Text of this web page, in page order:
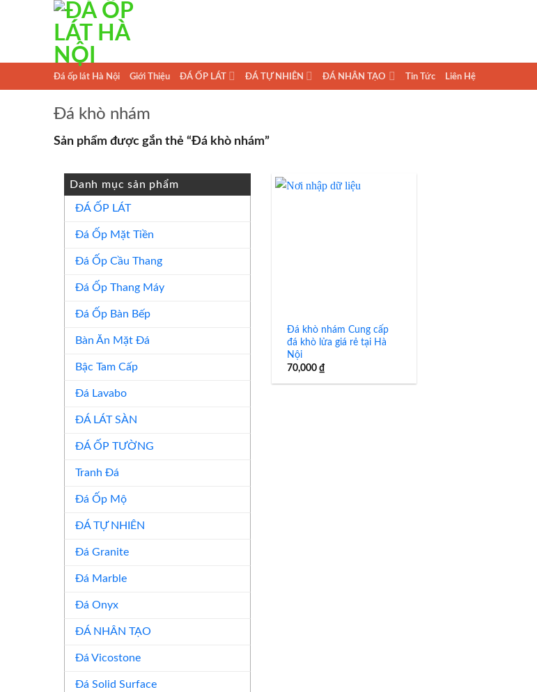
Đá ốp lát Hà Nội Giới Thiệu ĐÁ ỐP LÁT ĐÁ TỰ NHIÊN ĐÁ NHÂN TẠO Tin Tức Liên Hệ
Đá khò nhám
Sản phẩm được gắn thẻ “Đá khò nhám”
Danh mục sản phẩm
ĐÁ ỐP LÁT
Đá Ốp Mặt Tiền
Đá Ốp Cầu Thang
Đá Ốp Thang Máy
Đá Ốp Bàn Bếp
Bàn Ăn Mặt Đá
Bậc Tam Cấp
Đá Lavabo
ĐÁ LÁT SÀN
ĐÁ ỐP TƯỜNG
Tranh Đá
Đá Ốp Mộ
ĐÁ TỰ NHIÊN
Đá Granite
Đá Marble
Đá Onyx
ĐÁ NHÂN TẠO
Đá Vicostone
Đá Solid Surface
Đá khò nhám Cung cấp
đá khò lửa giá rẻ tại Hà
Nội
70,000 ₫